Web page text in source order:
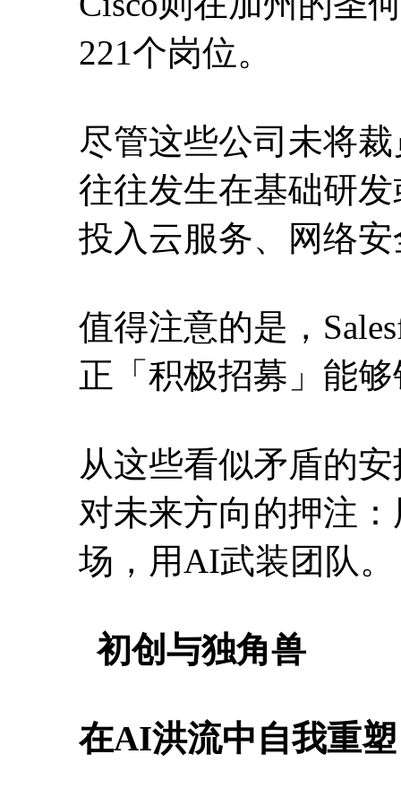
221个岗位。
尽管这些公司未将
往往发生在基础研
投入云服务、网络
值得注意的是，
正「积极招募」能
从这些看似矛盾的
对未来方向的押注
场，用AI武装团队。
初创与独角兽
在AI洪流中自我重塑